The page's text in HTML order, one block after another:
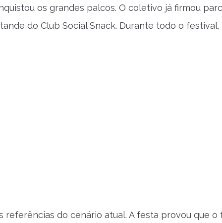
os grandes palcos. O coletivo já firmou
do Club Social Snack. Durante todo o
referências do cenário atual. A festa provou que o